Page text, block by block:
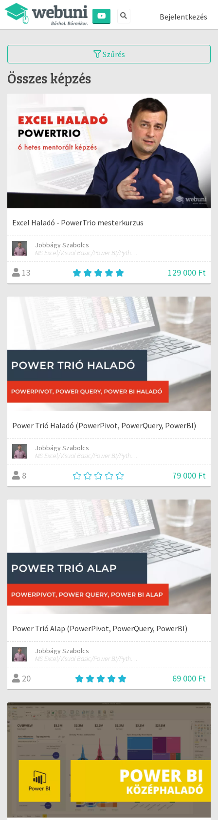
Bejelentkezés
Szűrés
Összes képzés
Excel Haladó - PowerTrio mesterkurzus
Jobbágy Szabolcs
MS Excel/Visual Basic/Power BI/Python adatelemzési szakértő
13 129 000 Ft
Power Trió Haladó (PowerPivot, PowerQuery, PowerBI)
Jobbágy Szabolcs
MS Excel/Visual Basic/Power BI/Python adatelemzési szakértő
8 79 000 Ft
Power Trió Alap (PowerPivot, PowerQuery, PowerBI)
Jobbágy Szabolcs
MS Excel/Visual Basic/Power BI/Python adatelemzési szakértő
20 69 000 Ft